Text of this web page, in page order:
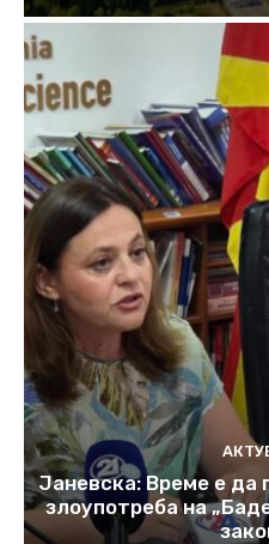
Јаневска: Време е да
злоупотреба на